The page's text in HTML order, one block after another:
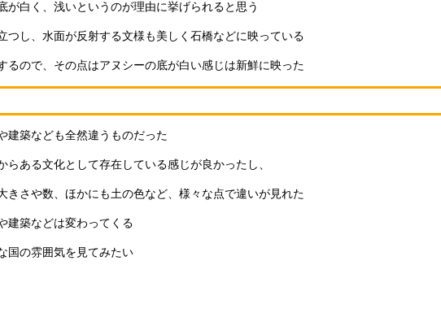
白く、浅いというのが理由に挙げられると思う
つし、水面が反射する文様も美しく石橋などに映っている
るので、その点はアヌシーの底が白い感じは新鮮に映った
建築なども全然違うものだった
ある文化として存在している感じが良かったし、
さや数、ほかにも土の色など、様々な点で違いが見れた
建築などは変わってくる
国の雰囲気を見てみたい